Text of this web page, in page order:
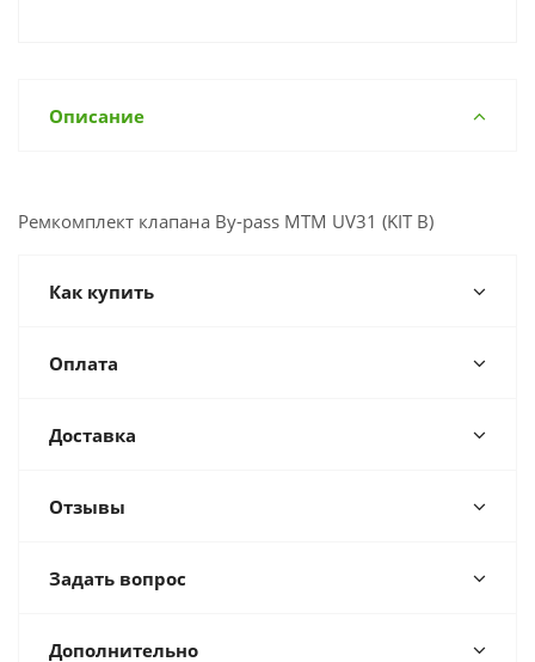
Описание
Ремкомплект клапана By-pass MTM UV31 (KIT B)
Как купить
Оплата
Доставка
Отзывы
Задать вопрос
Дополнительно